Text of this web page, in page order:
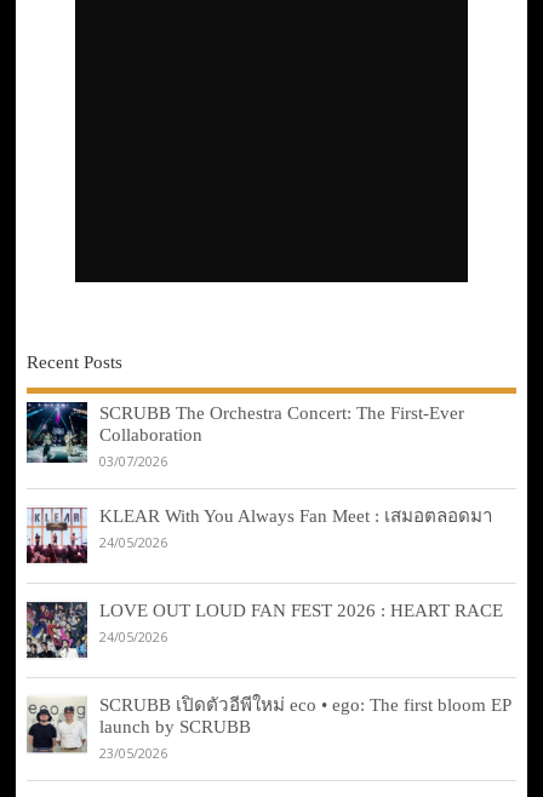
Recent Posts
SCRUBB The Orchestra Concert: The First-Ever
Collaboration
03/07/2026
KLEAR With You Always Fan Meet : เสมอตลอดมา
24/05/2026
LOVE OUT LOUD FAN FEST 2026 : HEART RACE
24/05/2026
SCRUBB เปิดตัวอีพีใหม่ eco • ego: The first bloom EP
launch by SCRUBB
23/05/2026